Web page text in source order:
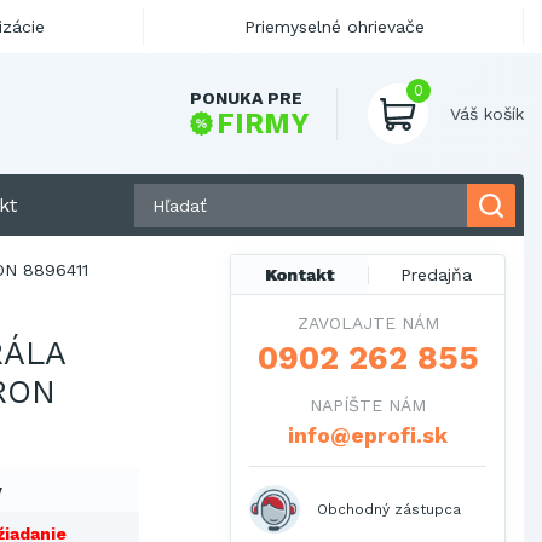
PONUKA PRE
FIRMY
0
Váš košík
8896411 Kontakt Predajňa
ZAVOLAJTE NÁM
0902 262 855
NAPÍŠTE NÁM
info@eprofi.sk
Obchodný zástupca
Priemyselné ohrievače